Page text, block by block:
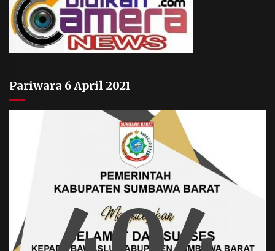
Pariwara 6 April 2021